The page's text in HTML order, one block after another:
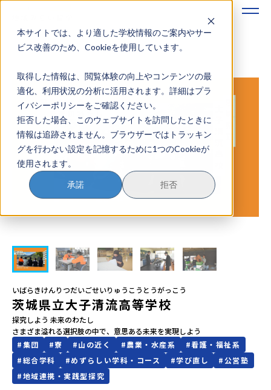
本サイトでは、より適した学校情報のご案内やサー
ビス改善のため、Cookieを使用しています。
取得した情報は、閲覧体験の向上やコンテンツの最
適化、利用状況の分析に活用されます。詳細はプラ
イバシーポリシーをご確認ください。
拒否した場合、このウェブサイトを訪問したときに
情報は追跡されません。ブラウザーではトラッキン
グを行わない設定を記憶するために1つのCookieが
使用されます。
承諾 拒否
地域みらい留学のすすめかた
地域みらい留学とは
学校を探す
イベントを探す
おためし地域留学
マガジン
奨学金について
？ イベント参加方法
会員登録 MYページログイン
いばらきけんりつだいごせいりゅうこうとうがっこう
茨城県立大子清流高等学校
探究しよう 未来のわたし
さまざま溢れる選択肢の中で、意思ある未来を実現しよう
#集団 #寮 #山の近く #農業・水産系 #看護・福祉系
#総合学科 #めずらしい学科・コース #学び直し #公営塾
#地域連携・実践型探究